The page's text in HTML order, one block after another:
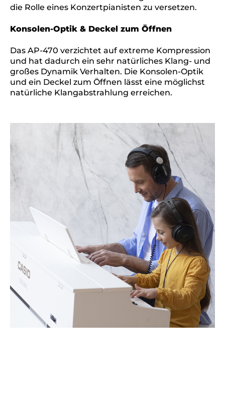
die Rolle eines Konzertpianisten zu versetzen.
Konsolen-Optik & Deckel zum Öffnen
Das AP-470 verzichtet auf extreme Kompression
und hat dadurch ein sehr natürliches Klang- und
großes Dynamik Verhalten. Die Konsolen-Optik
und ein Deckel zum Öffnen lässt eine möglichst
natürliche Klangabstrahlung erreichen.